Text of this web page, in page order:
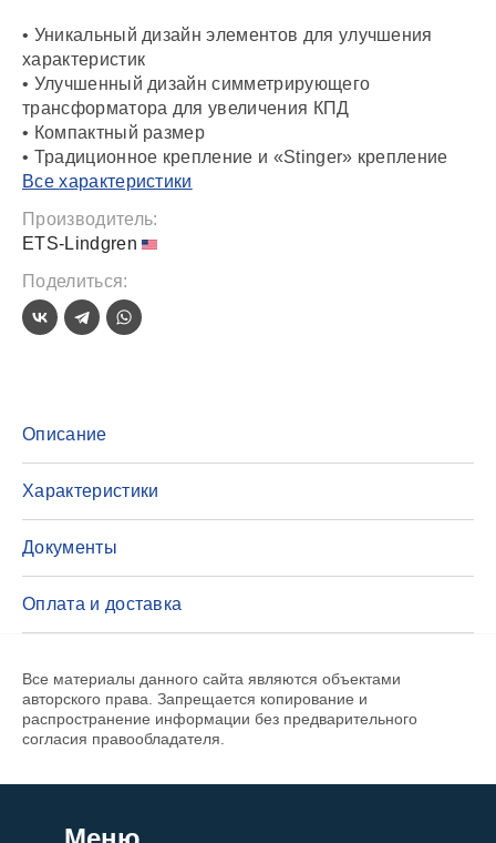
• Уникальный дизайн элементов для улучшения
характеристик
• Улучшенный дизайн симметрирующего
трансформатора для увеличения КПД
• Компактный размер
• Традиционное крепление и «Stinger» крепление
Все характеристики
Производитель:
ETS-Lindgren
Поделиться:
Описание
Характеристики
Документы
Оплата и доставка
Все материалы данного сайта являются объектами
авторского права. Запрещается копирование и
распространение информации без предварительного
согласия правообладателя.